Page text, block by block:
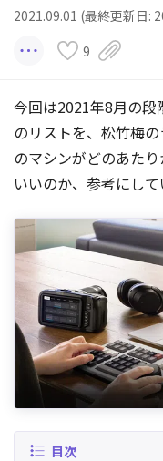
2021.09.01 (最終更新日:
9
今回は2021年8月の段
のリストを、松竹梅
のマシンがどのあた
いいのか、参考にして
目次